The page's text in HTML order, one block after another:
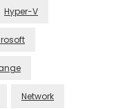
Hyper-V
Network